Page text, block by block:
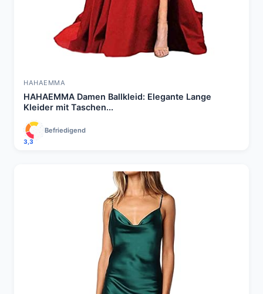
HAHAEMMA
HAHAEMMA Damen Ballkleid: Elegante Lange
Kleider mit Taschen...
3,3
Befriedigend